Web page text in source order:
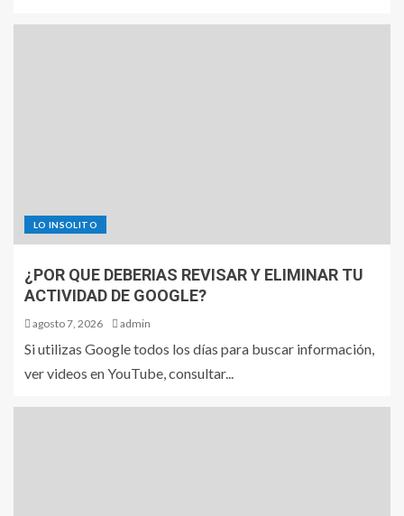
LO INSOLITO
¿POR QUE DEBERIAS REVISAR Y ELIMINAR TU
ACTIVIDAD DE GOOGLE?
agosto 7, 2026 admin
Si utilizas Google todos los días para buscar información,
ver videos en YouTube, consultar...